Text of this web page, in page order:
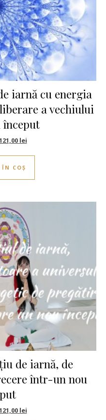
iarnă cu energia
a vechiului
început
inițial a fost: 141,00 lei.
leiPrețul curent este: 121,00
COȘ
de iarnă, de
într-un nou
inițial a fost: 141,00 lei.
leiPrețul curent este: 121,00